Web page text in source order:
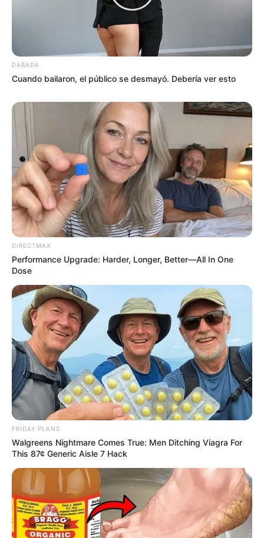
DARADA
Cuando bailaron, el público se desmayó. Debería ver esto
DIRECTMAX
Performance Upgrade: Harder, Longer, Better—All In One
Dose
FRIDAY PLANS
Walgreens Nightmare Comes True: Men Ditching Viagra For
This 87¢ Generic Aisle 7 Hack